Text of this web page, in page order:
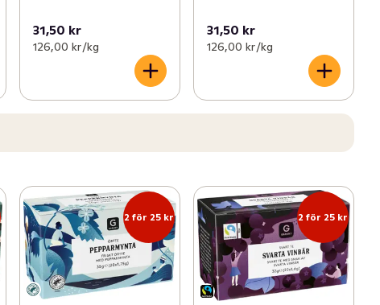
31,50 kr
126,00 kr /kg
31,50 kr
126,00 kr /kg
2 för 25 kr 2 för 25 kr